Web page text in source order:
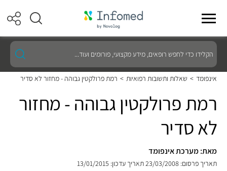
הקלידו
כדי
לחפש
רופאים,
מידע
פורומים
ועוד...
אינפומד > שאלות ותשובות רפואיות > רמת פרולקטין גבוהה - מחזור לא סדיר
רמת פרולקטין גבוהה - מחזור
לא סדיר
מאת: מערכת אינפומד
תאריך פרסום: 23/03/2008 תאריך עדכון: 13/01/2015